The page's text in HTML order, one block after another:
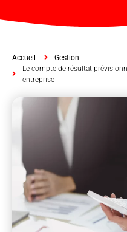
Accueil
Gestion
Le compte de résultat
entreprise